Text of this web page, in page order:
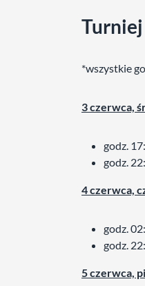
Turniej
*wszystkie
3 czerwca,
godz.
godz.
4 czerwca,
godz.
godz.
5 czerwca,